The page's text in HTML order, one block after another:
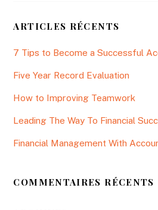
ARTICLES RÉCENTS
7 Tips to Become a Successful
Five Year Record Evaluation
How to Improving Teamwork
Leading The Way To Financial
Financial Management With
COMMENTAIRES RÉCENTS